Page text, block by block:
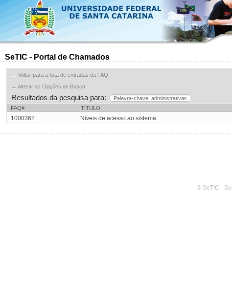
SeTIC - Portal de Chamados
← Voltar para a lista de entradas da FAQ
← Alterar as Opções de Busca
Resultados da pesquisa para:
Palavra-chave: administrativas
FAQ#
TÍTULO
1000362 Níveis de acesso ao sistema
© SeTIC -